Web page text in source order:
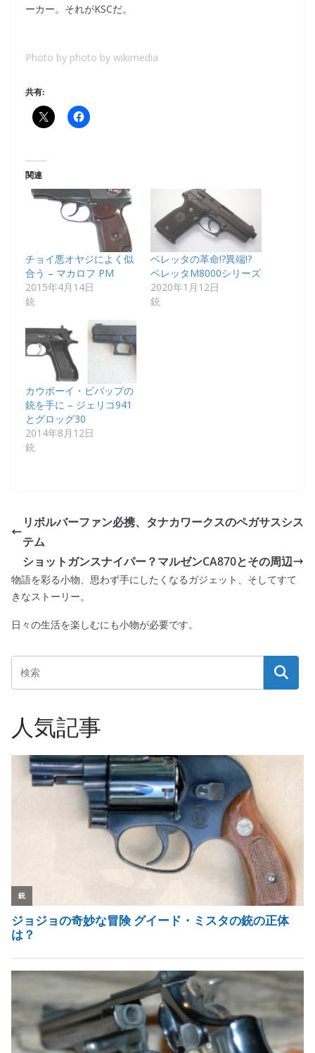
ーカー。それがKSCだ。
Photo by photo by wikimedia
共有:
関連
チョイ悪オヤジによく似
合う – マカロフ PM
2015年4月14日
銃
ベレッタの革命!?異端!?
ベレッタM8000シリーズ
2020年1月12日
銃
カウボーイ・ビバップの
銃を手に – ジェリコ941
とグロッグ30
2014年8月12日
銃
リボルバーファン必携、タナカワークスのペガサスシス
テム
ショットガンスナイパー？マルゼンCA870とその周辺
物語を彩る小物、思わず手にしたくなるガジェット、そしてすて
きなストーリー。
日々の生活を楽しむにも小物が必要です。
人気記事